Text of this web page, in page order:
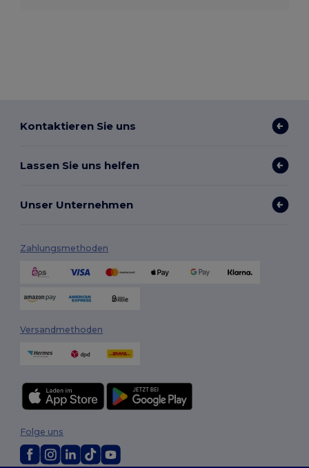
Kontaktieren Sie uns
Lassen Sie uns helfen
Unser Unternehmen
Zahlungsmethoden
Versandmethoden
Folge uns